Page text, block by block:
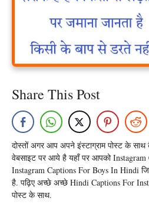
Share This Post
दोस्तों अगर आप अपने इंस्टाग्राम पोस्ट के
वेबसाइट पर आये है यहाँ पर आपको
Instagram Captions For Boys In Hindi
है. पढ़िए अच्छे अच्छे Hindi Captions For
पोस्ट के साथ.